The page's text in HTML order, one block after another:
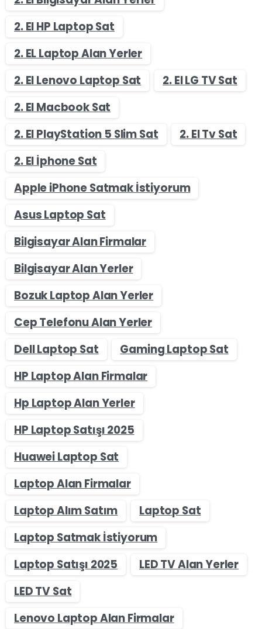
2. El HP Laptop Sat
2. EL Laptop Alan Yerler
2. El Lenovo Laptop Sat
2. El LG TV Sat
2. El Macbook Sat
2. El PlayStation 5 Slim Sat
2. El Tv Sat
2. El İphone Sat
Apple iPhone Satmak İstiyorum
Asus Laptop Sat
Bilgisayar Alan Firmalar
Bilgisayar Alan Yerler
Bozuk Laptop Alan Yerler
Cep Telefonu Alan Yerler
Dell Laptop Sat
Gaming Laptop Sat
HP Laptop Alan Firmalar
Hp Laptop Alan Yerler
HP Laptop Satışı 2025
Huawei Laptop Sat
Laptop Alan Firmalar
Laptop Alım Satım
Laptop Sat
Laptop Satmak İstiyorum
Laptop Satışı 2025
LED TV Alan Yerler
LED TV Sat
Lenovo Laptop Alan Firmalar